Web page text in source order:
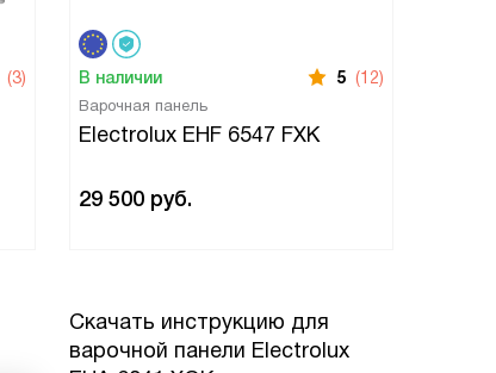
(3) В наличии 5 (12)
Варочная панель
Electrolux EHF 6547 FXK
29 500 руб.
Скачать инструкцию для
варочной панели Electrolux